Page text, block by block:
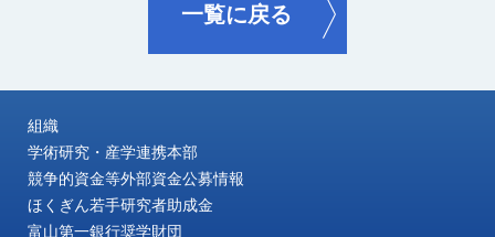
一覧に戻る
組織
学術研究・産学連携本部
競争的資金等外部資金公募情報
ほくぎん若手研究者助成金
富山第一銀行奨学財団